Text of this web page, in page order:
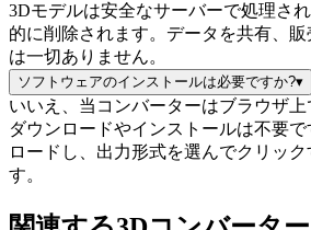
3Dモデルは安全なサーバーで処理さ
的に削除されます。データを共有、
は一切ありません。
ソフトウェアのインストールは必要ですか?▾
いいえ、当コンバーターはブラウザ上
ダウンロードやインストールは不要
ロードし、出力形式を選んでクリッ
す。